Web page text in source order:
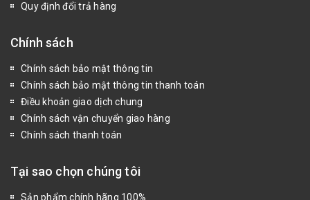
Quy định đổi trả hàng
Chính sách
Chính sách bảo mật thông tin
Chính sách bảo mật thông tin thanh toán
Điều khoản giao dịch chung
Chính sách vận chuyển giao hàng
Chính sách thanh toán
Tại sao chọn chúng tôi
Sản phẩm chính hãng 100%